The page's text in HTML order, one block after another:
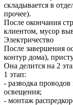
складывается в
прочее).
После окончания
клиентом, мусор
Электричество
После завершения
контур дома),
Она делится на 2
1 этап:
- разводка
освещения;
- монтаж